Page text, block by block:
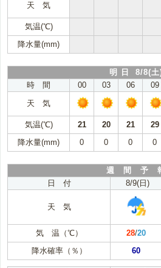
天 気
気温(℃)
降水量(mm)
明 日 8/8(土
時 間
00 03 06 09
天 気
気温(℃) 21 20 21 29
降水量(mm)
0 0 0 0
週 間 予
日 付
8/9(日)
天 気
気 温（℃） 28/20
降水確率（％）
60